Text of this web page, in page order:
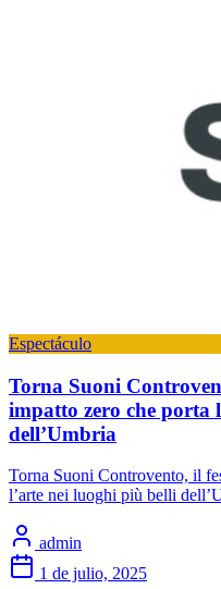
Espectáculo
Torna Suoni
impatto zero che porta
dell’Umbria
Torna Suoni Controvento, il
l’arte nei luoghi più belli
admin
1 de julio, 2025